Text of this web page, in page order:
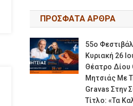
ΠΡΟΣΦΑΤΑ ΑΡΘΡΑ
55ο
Κυριακή 26
Θέατρο
Μητσιάς Με
Gravas Στην
Τίτλο: «τα